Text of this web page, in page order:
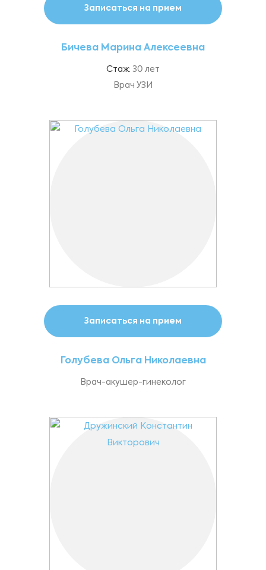
Записаться на прием
Бичева Марина Алексеевна
Стаж: 30 лет
Врач УЗИ
Записаться на прием
Голубева Ольга Николаевна
Врач-акушер-гинеколог